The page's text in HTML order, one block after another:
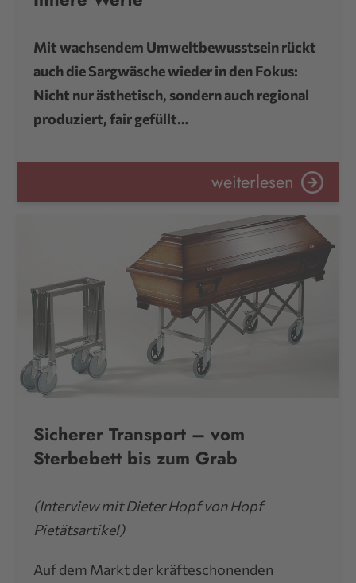
Mit wachsendem Umweltbewusstsein rückt
auch die Sargwäsche wieder in den Fokus:
Nicht nur ästhetisch, sondern auch regional
produziert, fair gefüllt…
weiterlesen
Sicherer Transport – vom
Sterbebett bis zum Grab
(Interview mit Dieter Hopf von Hopf
Pietätsartikel)
Auf dem Markt der kräfteschonenden